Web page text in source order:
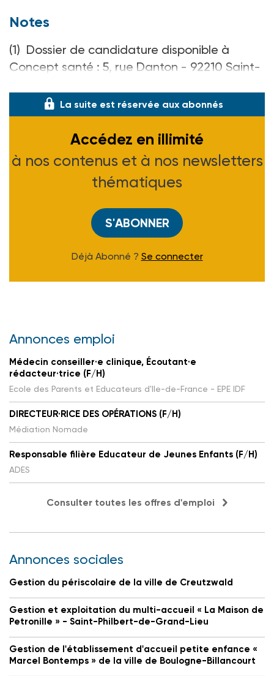
Notes
(1) Dossier de candidature disponible à
Concept santé : 5, rue Danton - 92210 Saint-
La suite est réservée aux abonnés
Accédez en illimité
à nos contenus et à nos newsletters
thématiques
S'ABONNER
Déjà Abonné ? Se connecter
Annonces emploi
Médecin conseiller·e clinique, Écoutant·e
rédacteur·trice (F/H)
Ecole des Parents et Educateurs d'Ile-de-France - EPE IDF
DIRECTEUR·RICE DES OPÉRATIONS (F/H)
Médiation Nomade
Responsable filière Educateur de Jeunes Enfants (F/H)
ADES
Consulter toutes les offres d'emploi
Annonces sociales
Gestion du périscolaire de la ville de Creutzwald
Gestion et exploitation du multi-accueil « La Maison de
Petronille » - Saint-Philbert-de-Grand-Lieu
Gestion de l'établissement d'accueil petite enfance «
Marcel Bontemps » de la ville de Boulogne-Billancourt